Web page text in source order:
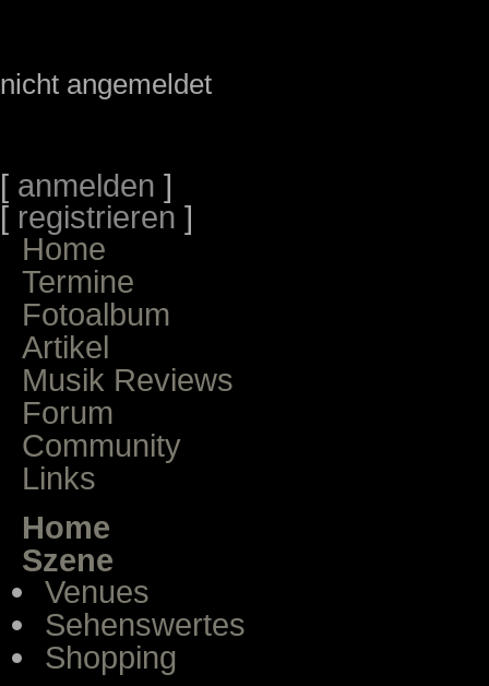
nicht angemeldet
[ anmelden ]
[ registrieren ]
Home
Termine
Fotoalbum
Artikel
Musik Reviews
Forum
Community
Links
Home
Szene
Venues
Sehenswertes
Shopping